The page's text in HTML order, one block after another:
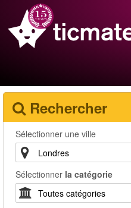
Rechercher
Sélectionner une ville
Sélectionner la catégorie